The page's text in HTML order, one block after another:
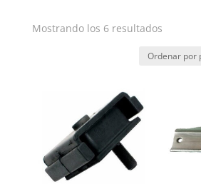
Mostrando los 6 resultados